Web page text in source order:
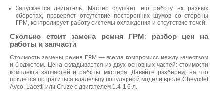
Запускается двигатель. Мастер слушает его работу на разных
оборотах, проверяет отсутствие посторонних шумов со стороны
ГРМ, контролирует работу системы охлаждения и отсутствие течей.
Сколько стоит замена ремня ГРМ: разбор цен на
работы и запчасти
Стоимость замены ремня ГРМ — всегда компромисс между качеством
и бюджетом. Цена складывается из двух основных частей: стоимости
комплекта запчастей и работы мастера. Давайте разберем, на что
придется потратиться владельцу популярной модели вроде Chevrolet
Aveo, Lacetti или Cruze с двигателем 1.4-1.6 л.